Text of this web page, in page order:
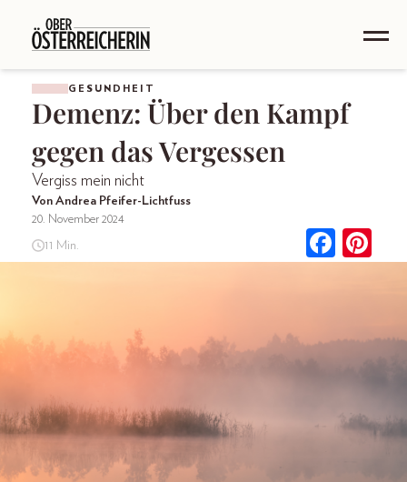
GESUNDHEIT
Demenz: Über den Kampf
gegen das Vergessen
Vergiss mein nicht
Von Andrea Pfeifer-Lichtfuss
20. November 2024
11 Min.